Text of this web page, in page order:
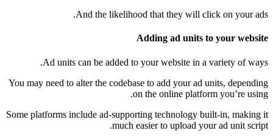
And the likelihood that they will click on your ads.
Adding ad units to your website
Ad units can be added to your website in a variety of ways.
You may need to alter the codebase to add your ad units, depending
on the online platform you’re using.
Some platforms include ad-supporting technology built-in, making it
much easier to upload your ad unit script.